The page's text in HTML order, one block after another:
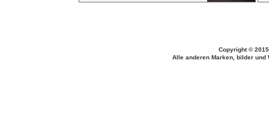
Copyright ©
Alle anderen Marken, bilder und